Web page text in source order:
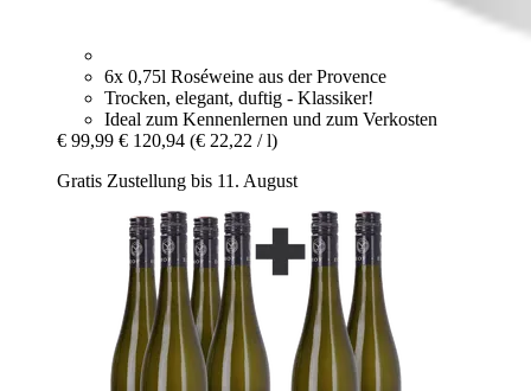
6x 0,75l Roséweine aus der Provence
Trocken, elegant, duftig - Klassiker!
Ideal zum Kennenlernen und zum Verkosten
€ 99,99 € 120,94 (€ 22,22 / l)
Gratis Zustellung bis 11. August